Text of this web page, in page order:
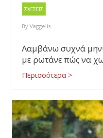
ΣΧΕΣΕΙΣ
By Vaggelis
Λαμβάνω συχνά
με ρωτάνε πώς να
Περισσότερα >